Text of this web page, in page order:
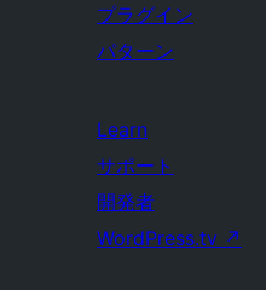
プラグイン
パターン
Learn
サポート
開発者
WordPress.tv ↗